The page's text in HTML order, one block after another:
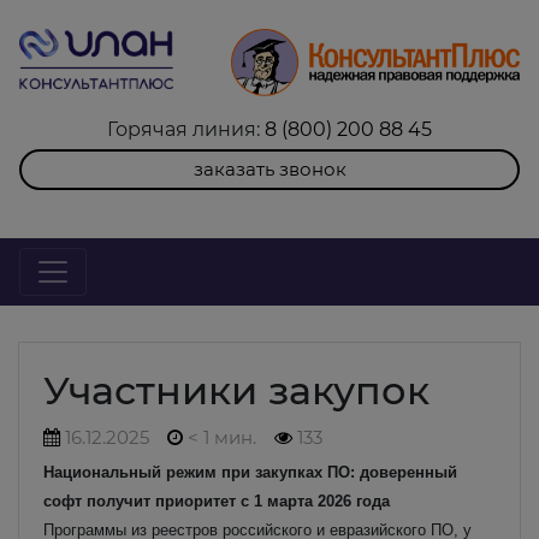
Горячая линия: 8 (800) 200 88 45
заказать звонок
Участники закупок
16.12.2025 < 1 мин. 133
Национальный режим при закупках ПО: доверенный
софт получит приоритет с 1 марта 2026 года
Программы из реестров российского и евразийского ПО, у